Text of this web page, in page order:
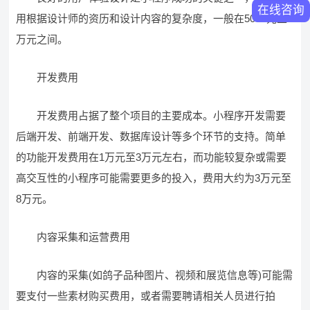
用根据设计师的资历和设计内容的复杂度，一般在5000元至1
万元之间。
开发费用
开发费用占据了整个项目的主要成本。小程序开发需要
后端开发、前端开发、数据库设计等多个环节的支持。简单
的功能开发费用在1万元至3万元左右，而功能较复杂或需要
高交互性的小程序可能需要更多的投入，费用大约为3万元至
8万元。
内容采集和运营费用
内容的采集(如鸽子品种图片、视频和展览信息等)可能需
要支付一些素材购买费用，或者需要聘请相关人员进行拍
在线咨询